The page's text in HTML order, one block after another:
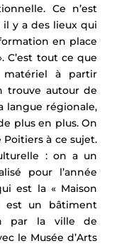
Ce n’est
il y a des lieux qui
en place
C’est tout ce que
matériel à partir
trouve autour de
langue régionale,
plus en plus. On
à ce sujet.
: on a un
pour l’année
est la « Maison
est un bâtiment
par la ville de
le Musée d’Arts